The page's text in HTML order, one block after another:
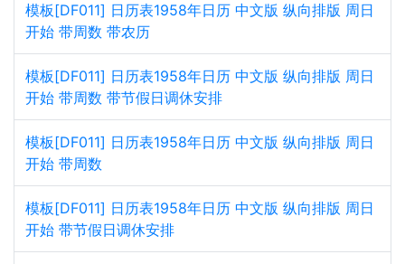
模板[DF011] 日历表1958年日历 中文版 纵向排版 周日
开始 带周数 带农历
模板[DF011] 日历表1958年日历 中文版 纵向排版 周日
开始 带周数 带节假日调休安排
模板[DF011] 日历表1958年日历 中文版 纵向排版 周日
开始 带周数
模板[DF011] 日历表1958年日历 中文版 纵向排版 周日
开始 带节假日调休安排